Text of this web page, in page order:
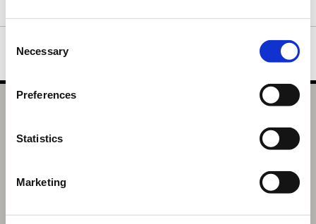
Selection
Necessary
Preferences
Statistics
Marketing
モンスターハンター ふわたまぬいぐるみ リオレウス
商品を選びなおす